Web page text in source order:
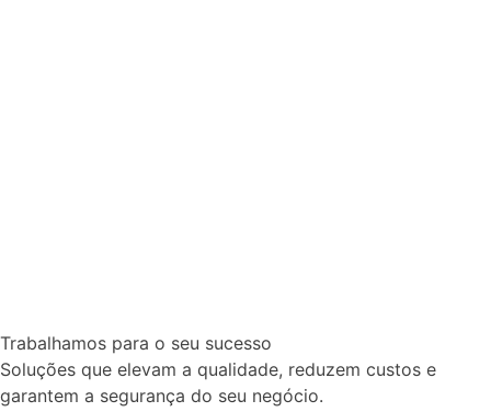
Trabalhamos para o seu sucesso
Soluções que elevam a qualidade, reduzem custos e
garantem a segurança do seu negócio.